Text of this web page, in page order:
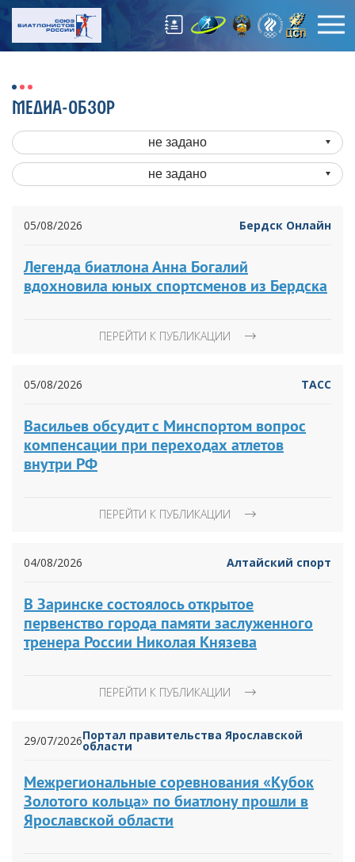
МЕДИА-ОБЗОР
не задано
не задано
05/08/2026 Бердск Онлайн
Легенда биатлона Анна Богалий
вдохновила юных спортсменов из Бердска
ПЕРЕЙТИ К ПУБЛИКАЦИИ
05/08/2026 ТАСС
Васильев обсудит с Минспортом вопрос
компенсации при переходах атлетов
внутри РФ
ПЕРЕЙТИ К ПУБЛИКАЦИИ
04/08/2026 Алтайский спорт
В Заринске состоялось открытое
первенство города памяти заслуженного
тренера России Николая Князева
ПЕРЕЙТИ К ПУБЛИКАЦИИ
29/07/2026Портал правительства Ярославской
области
Межрегиональные соревнования «Кубок
Золотого кольца» по биатлону прошли в
Ярославской области